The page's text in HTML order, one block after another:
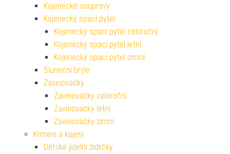
Kojenecké soupravy
Kojenecký spací pytel
Kojenecký spací pytel celoroční
Kojenecký spací pytel letní
Kojenecký spací pytel zimní
Sluneční brýle
Zavinovačky
Zavinovačky celoroční
Zavinovačky letní
Zavinovačky zimní
Krmení a kojení
Dětské jídelní židličky